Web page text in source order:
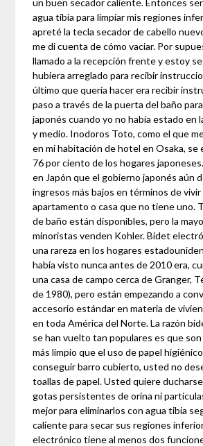
un buen secador caliente. Entonces
agua tibia para limpiar mis regiones
apreté la tecla secador de cabello
me di cuenta de cómo vaciar. Por
llamado a la recepción frente y estoy
hubiera arreglado para recibir
último que quería hacer era recibir
paso a través de la puerta del baño
japonés cuando yo no había estado en
y medio. Inodoros Toto, como el que
en mi habitación de hotel en Osaka, se
76 por ciento de los hogares
en Japón que el gobierno japonés aún
ingresos más bajos en términos de vivir
apartamento o casa que no tiene uno.
de baño están disponibles, pero la
minoristas venden Kohler. Bidet
una rareza en los hogares
había visto nunca antes de 2010 era,
una casa de campo cerca de Granger,
de 1980), pero están empezando a
accesorio estándar en materia de
en toda América del Norte. La razón
se han vuelto tan populares es que
más limpio que el uso de papel
conseguir barro cubierto, usted no
toallas de papel. Usted quiere
gotas persistentes de orina ni
mejor para eliminarlos con agua tibia
caliente para secar sus regiones
electrónico tiene al menos dos